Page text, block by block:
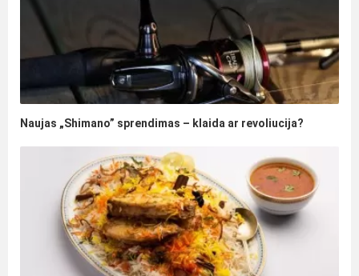
Naujas „Shimano” sprendimas – klaida ar revoliucija?